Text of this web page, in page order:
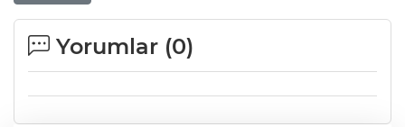
Yorumlar (0)